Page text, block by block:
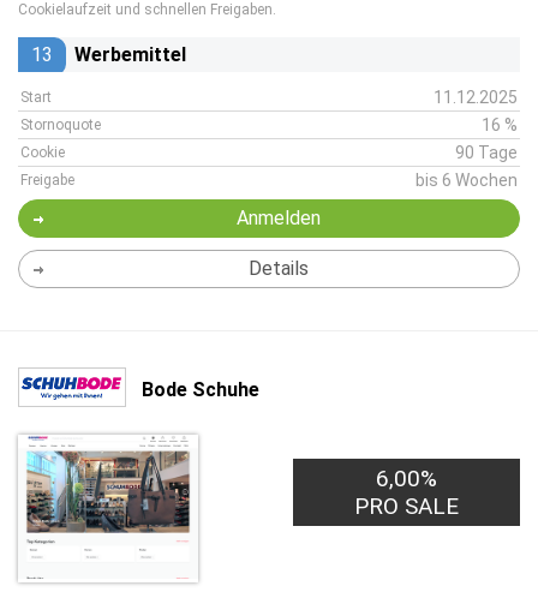
Cookielaufzeit und schnellen Freigaben.
13 Werbemittel
Start 11.12.2025
Stornoquote 16 %
Cookie 90 Tage
Freigabe bis 6 Wochen
Anmelden
Details
Bode Schuhe
6,00%
PRO SALE